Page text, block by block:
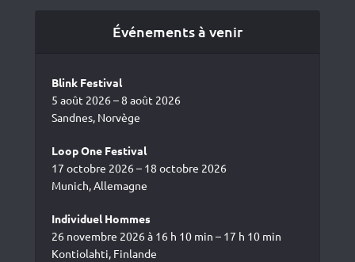
Événements à venir
Blink Festival
5 août 2026 – 8 août 2026
Sandnes, Norvège
Loop One Festival
17 octobre 2026 – 18 octobre 2026
Munich, Allemagne
Individuel Hommes
26 novembre 2026 à 16 h 10 min – 17 h 10 min
Kontiolahti, Finlande